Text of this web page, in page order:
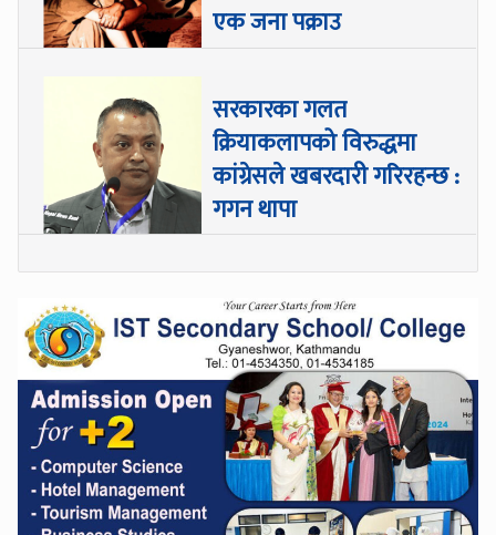
एक जना पक्राउ
सरकारका गलत
क्रियाकलापको विरुद्धमा
कांग्रेसले खबरदारी गरिरहन्छ :
गगन थापा